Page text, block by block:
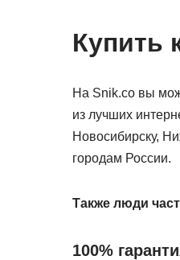
Купить
На Snik.co вы
из лучших
Новосибирску,
городам России.
Также люди
100%